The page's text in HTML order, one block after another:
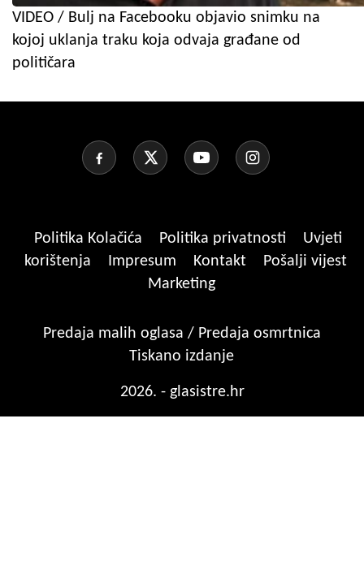
VIDEO / Bulj na Facebooku objavio snimku na
kojoj uklanja traku koja odvaja građane od
političara
Politika Kolačića Politika privatnosti
Uvjeti
korištenja
Impresum Kontakt
Pošalji vijest
Marketing
Predaja malih oglasa / Predaja osmrtnica
Tiskano izdanje
2026. - glasistre.hr